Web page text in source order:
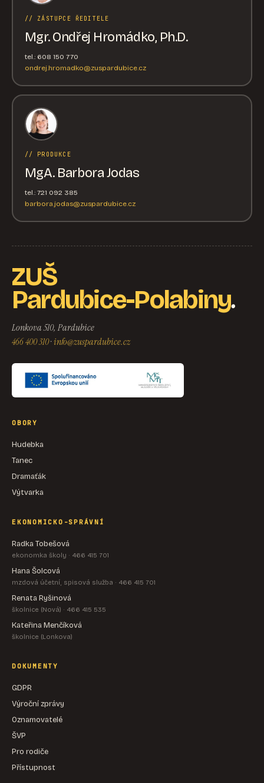
// ZÁSTUPCE ŘEDITELE
Mgr. Ondřej Hromádko, Ph.D.
tel.: 608 150 770
ondrej.hromadko@zuspardubice.cz
// PRODUKCE
MgA. Barbora Jodas
tel.: 721 092 385
barbora.jodas@zuspardubice.cz
ZUŠ
Pardubice-Polabiny.
Lonkova 510, Pardubice
466 400 310·info@zuspardubice.cz
OBORY
Hudebka
Tanec
Dramaťák
Výtvarka
EKONOMICKO-SPRÁVNÍ
Radka Tobešová
ekonomka školy · 466 415 701
Hana Šolcová
mzdová účetní, spisová služba · 466 415 701
Renata Ryšinová
školnice (Nová) · 466 415 535
Kateřina Menčíková
školnice (Lonkova)
DOKUMENTY
GDPR
Výroční zprávy
Oznamovatelé
ŠVP
Pro rodiče
Přístupnost